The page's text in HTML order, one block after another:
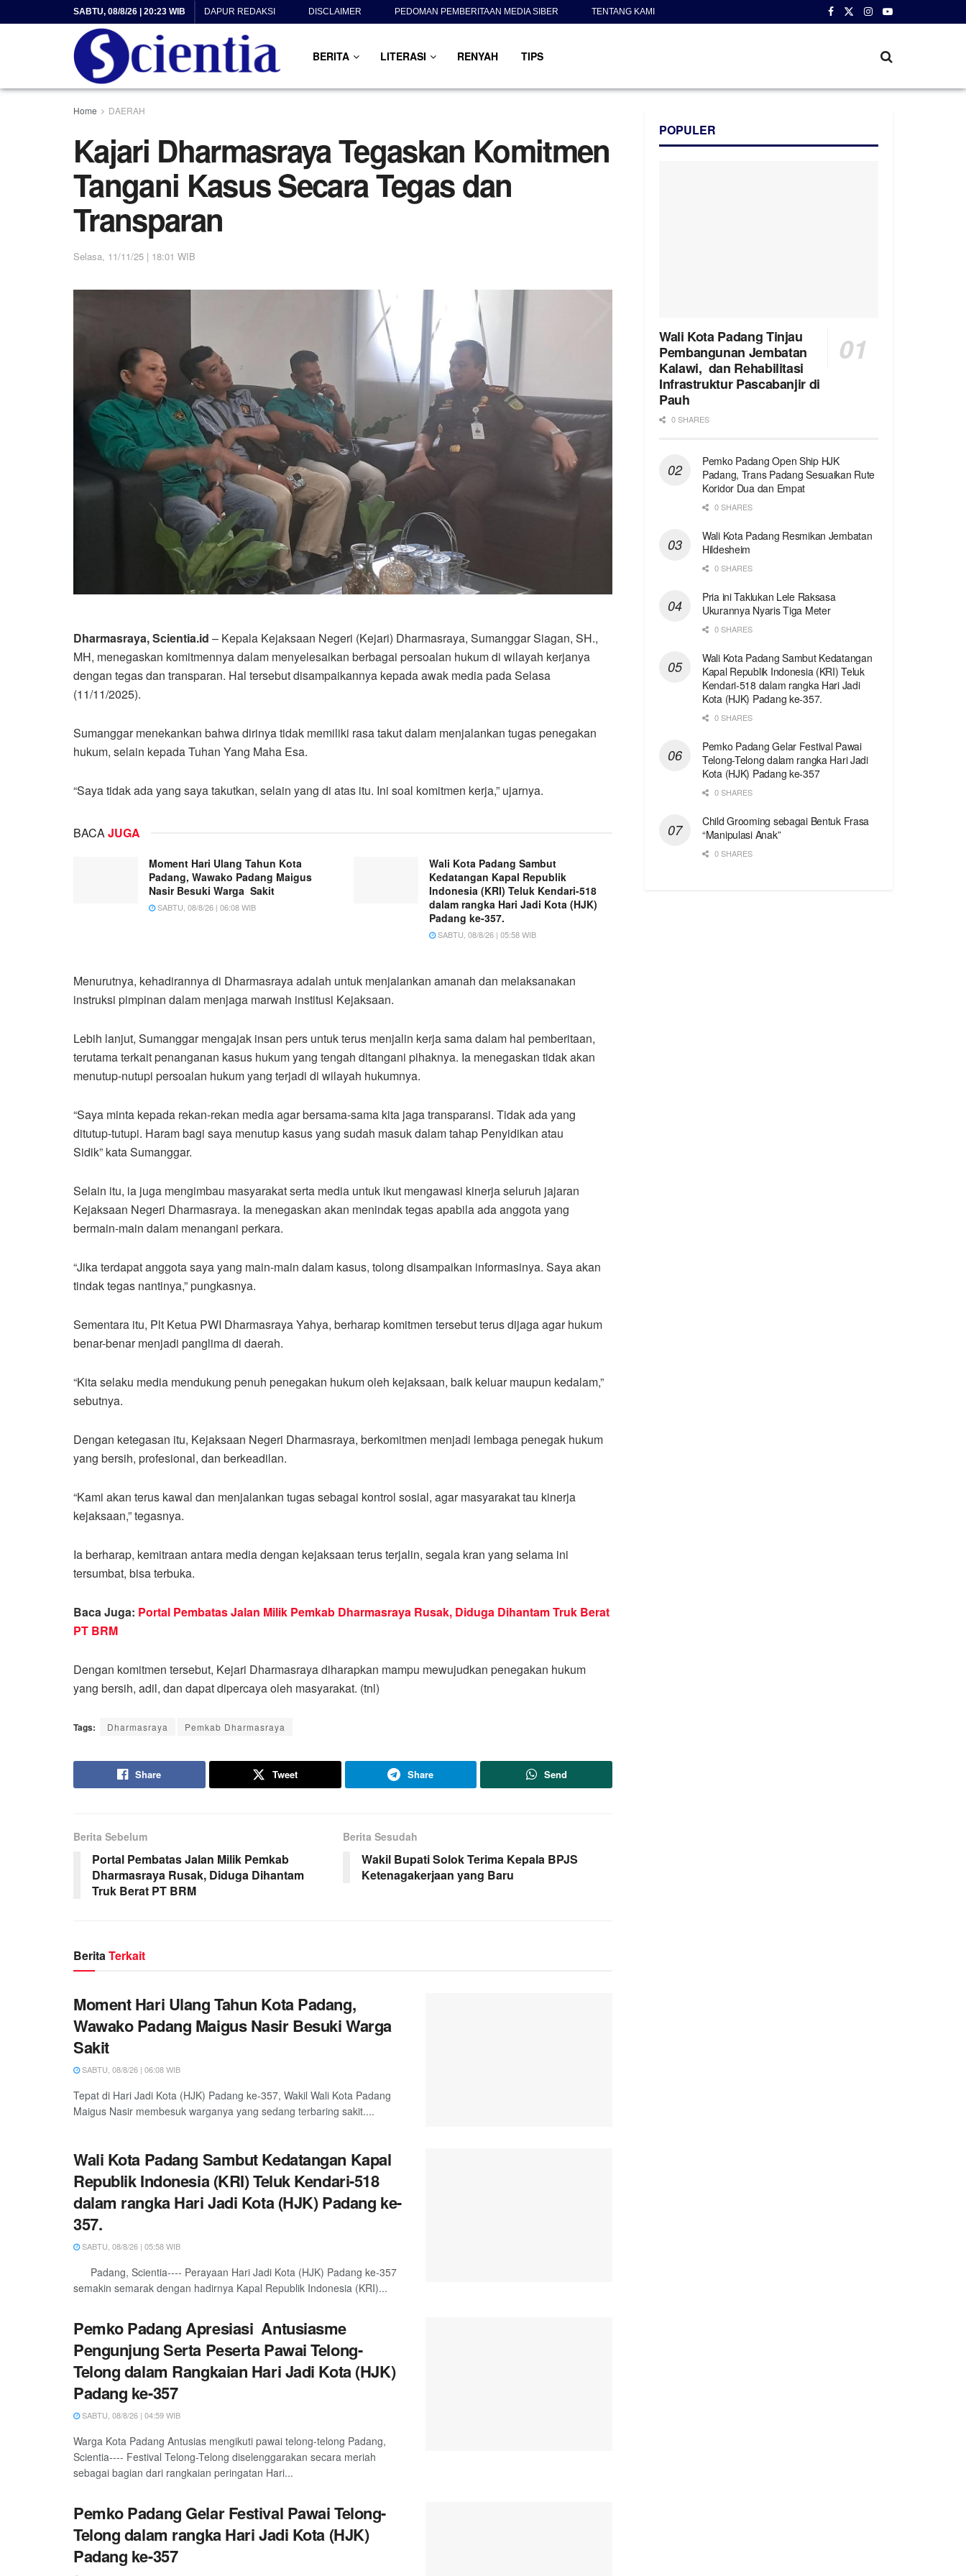
SABTU, 08/8/26 | 20:23 WIB DAPUR REDAKSI DISCLAIMER PEDOMAN PEMBERITAAN MEDIA SIBER TENTANG KAMI
BERITA LITERASI RENYAH TIPS
Home DAERAH
Kajari Dharmasraya Tegaskan Komitmen
Tangani Kasus Secara Tegas dan
Transparan
Selasa, 11/11/25 | 18:01 WIB
Dharmasraya, Scientia.id – Kepala Kejaksaan Negeri (Kejari) Dharmasraya, Sumanggar Siagan, SH.,
MH, menegaskan komitmennya dalam menyelesaikan berbagai persoalan hukum di wilayah kerjanya
dengan tegas dan transparan. Hal tersebut disampaikannya kepada awak media pada Selasa
(11/11/2025).
Sumanggar menekankan bahwa dirinya tidak memiliki rasa takut dalam menjalankan tugas penegakan
hukum, selain kepada Tuhan Yang Maha Esa.
“Saya tidak ada yang saya takutkan, selain yang di atas itu. Ini soal komitmen kerja,” ujarnya.
BACAJUGA
Moment Hari Ulang Tahun Kota
Padang, Wawako Padang Maigus
Nasir Besuki Warga Sakit
SABTU, 08/8/26 | 06:08 WIB
Wali Kota Padang Sambut
Kedatangan Kapal Republik
Indonesia (KRI) Teluk Kendari-518
dalam rangka Hari Jadi Kota (HJK)
Padang ke-357.
SABTU, 08/8/26 | 05:58 WIB
Menurutnya, kehadirannya di Dharmasraya adalah untuk menjalankan amanah dan melaksanakan
instruksi pimpinan dalam menjaga marwah institusi Kejaksaan.
Lebih lanjut, Sumanggar mengajak insan pers untuk terus menjalin kerja sama dalam hal pemberitaan,
terutama terkait penanganan kasus hukum yang tengah ditangani pihaknya. Ia menegaskan tidak akan
menutup-nutupi persoalan hukum yang terjadi di wilayah hukumnya.
“Saya minta kepada rekan-rekan media agar bersama-sama kita jaga transparansi. Tidak ada yang
ditutup-tutupi. Haram bagi saya menutup kasus yang sudah masuk dalam tahap Penyidikan atau
Sidik” kata Sumanggar.
Selain itu, ia juga mengimbau masyarakat serta media untuk ikut mengawasi kinerja seluruh jajaran
Kejaksaan Negeri Dharmasraya. Ia menegaskan akan menindak tegas apabila ada anggota yang
bermain-main dalam menangani perkara.
“Jika terdapat anggota saya yang main-main dalam kasus, tolong disampaikan informasinya. Saya akan
tindak tegas nantinya,” pungkasnya.
Sementara itu, Plt Ketua PWI Dharmasraya Yahya, berharap komitmen tersebut terus dijaga agar hukum
benar-benar menjadi panglima di daerah.
“Kita selaku media mendukung penuh penegakan hukum oleh kejaksaan, baik keluar maupun kedalam,”
sebutnya.
Dengan ketegasan itu, Kejaksaan Negeri Dharmasraya, berkomitmen menjadi lembaga penegak hukum
yang bersih, profesional, dan berkeadilan.
“Kami akan terus kawal dan menjalankan tugas sebagai kontrol sosial, agar masyarakat tau kinerja
kejaksaan,” tegasnya.
Ia berharap, kemitraan antara media dengan kejaksaan terus terjalin, segala kran yang selama ini
tersumbat, bisa terbuka.
Baca Juga: Portal Pembatas Jalan Milik Pemkab Dharmasraya Rusak, Diduga Dihantam Truk Berat
PT BRM
Dengan komitmen tersebut, Kejari Dharmasraya diharapkan mampu mewujudkan penegakan hukum
yang bersih, adil, dan dapat dipercaya oleh masyarakat. (tnl)
Tags: Dharmasraya Pemkab Dharmasraya
Share Tweet Share Send
Berita Sebelum
Portal Pembatas Jalan Milik Pemkab
Dharmasraya Rusak, Diduga Dihantam
Truk Berat PT BRM
Berita Sesudah
Wakil Bupati Solok Terima Kepala BPJS
Ketenagakerjaan yang Baru
BeritaTerkait
Moment Hari Ulang Tahun Kota Padang,
Wawako Padang Maigus Nasir Besuki Warga
Sakit
SABTU, 08/8/26 | 06:08 WIB
Tepat di Hari Jadi Kota (HJK) Padang ke-357, Wakil Wali Kota Padang
Maigus Nasir membesuk warganya yang sedang terbaring sakit....
Wali Kota Padang Sambut Kedatangan Kapal
Republik Indonesia (KRI) Teluk Kendari-518
dalam rangka Hari Jadi Kota (HJK) Padang ke-
357.
SABTU, 08/8/26 | 05:58 WIB
Padang, Scientia---- Perayaan Hari Jadi Kota (HJK) Padang ke-357
semakin semarak dengan hadirnya Kapal Republik Indonesia (KRI)...
Pemko Padang Apresiasi Antusiasme
Pengunjung Serta Peserta Pawai Telong-
Telong dalam Rangkaian Hari Jadi Kota (HJK)
Padang ke-357
SABTU, 08/8/26 | 04:59 WIB
Warga Kota Padang Antusias mengikuti pawai telong-telong Padang,
Scientia---- Festival Telong-Telong diselenggarakan secara meriah
sebagai bagian dari rangkaian peringatan Hari...
Pemko Padang Gelar Festival Pawai Telong-
Telong dalam rangka Hari Jadi Kota (HJK)
Padang ke-357
POPULER
Wali Kota Padang Tinjau
Pembangunan Jembatan
Kalawi, dan Rehabilitasi
Infrastruktur Pascabanjir di
Pauh
0 SHARES
Pemko Padang Open Ship HJK
Padang, Trans Padang Sesuaikan Rute
Koridor Dua dan Empat
0 SHARES
Wali Kota Padang Resmikan Jembatan
Hildesheim
0 SHARES
Pria ini Taklukan Lele Raksasa
Ukurannya Nyaris Tiga Meter
0 SHARES
Wali Kota Padang Sambut Kedatangan
Kapal Republik Indonesia (KRI) Teluk
Kendari-518 dalam rangka Hari Jadi
Kota (HJK) Padang ke-357.
0 SHARES
Pemko Padang Gelar Festival Pawai
Telong-Telong dalam rangka Hari Jadi
Kota (HJK) Padang ke-357
0 SHARES
Child Grooming sebagai Bentuk Frasa
“Manipulasi Anak”
0 SHARES